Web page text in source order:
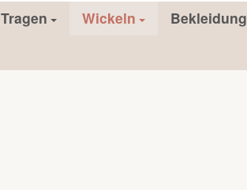
Tragen Wickeln Bekleidung